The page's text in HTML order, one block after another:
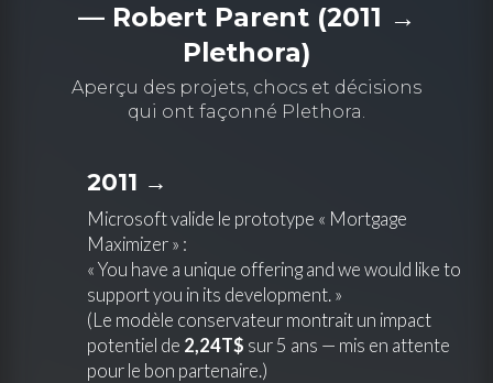
— Robert Parent (2011 →
Plethora)
Aperçu des projets, chocs et décisions
qui ont façonné Plethora.
2011 →
Microsoft valide le prototype « Mortgage
Maximizer » :
« You have a unique offering and we would like to
support you in its development. »
(Le modèle conservateur montrait un impact
potentiel de 2,24T$ sur 5 ans — mis en attente
pour le bon partenaire.)